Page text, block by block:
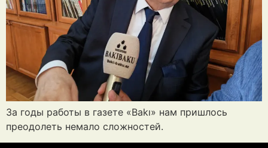
За годы работы в газете «Bakı» нам пришлось
преодолеть немало сложностей.